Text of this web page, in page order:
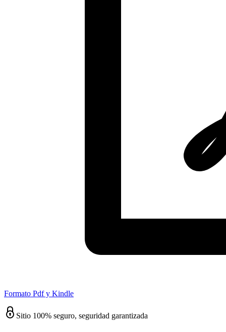
Formato Pdf y Kindle
Sitio 100% seguro, seguridad garantizada